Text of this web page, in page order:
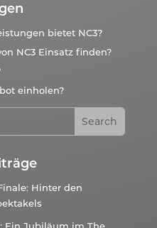
bietet NC3?
NC3 Einsatz finden?
einholen?
Hinter den